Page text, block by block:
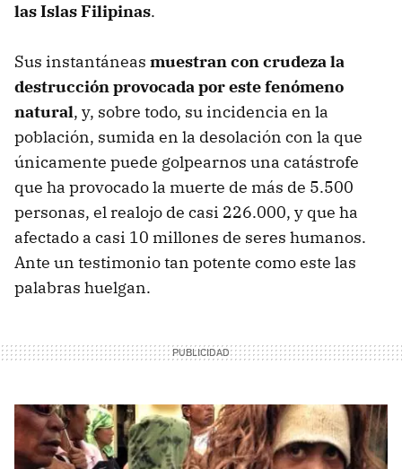
las Islas Filipinas.
Sus instantáneas muestran con crudeza la
destrucción provocada por este fenómeno
natural, y, sobre todo, su incidencia en la
población, sumida en la desolación con la que
únicamente puede golpearnos una catástrofe
que ha provocado la muerte de más de 5.500
personas, el realojo de casi 226.000, y que ha
afectado a casi 10 millones de seres humanos.
Ante un testimonio tan potente como este las
palabras huelgan.